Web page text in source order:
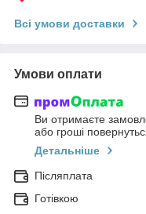
Всі умови доставки
Умови оплати
Ви отримаєте
або гроші
Детальніше
Післяплата
Готівкою